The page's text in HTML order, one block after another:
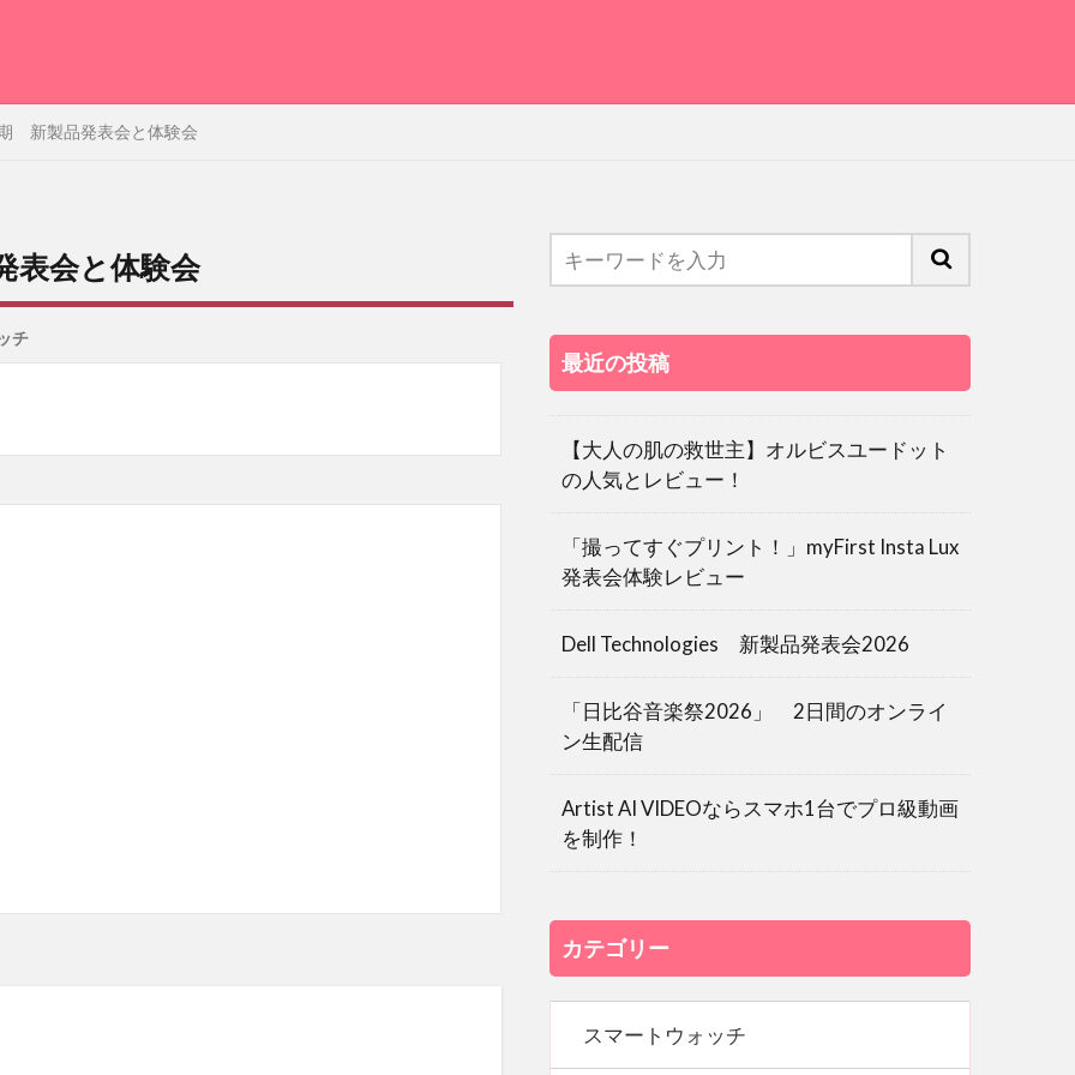
新製品発表会と体験会
会と体験会
チ
最近の投稿
【大人の肌の救世主】オルビスユードット
の人気とレビュー！
「撮ってすぐプリント！」myFirst Insta Lux
発表会体験レビュー
Dell Technologies 新製品発表会2026
「日比谷音楽祭2026」 2日間のオンライ
ン生配信
Artist AI VIDEOならスマホ1台でプロ級動画
を制作！
カテゴリー
スマートウォッチ